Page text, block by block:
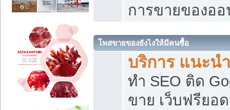
การขายของอ
โพสขายของยังไงให้มีคนซื้อ
บริการ แนะน
ทำ SEO ติด
ขาย เว็บฟรียอ